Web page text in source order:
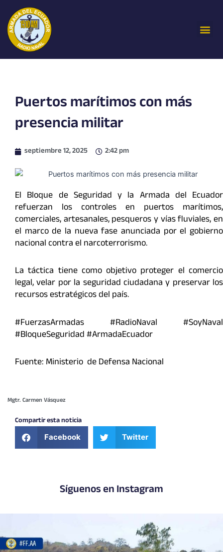
contenido
Puertos marítimos con más
presencia militar
septiembre 12, 2025 2:42 pm
El Bloque de Seguridad y la Armada del Ecuador
refuerzan los controles en puertos marítimos,
comerciales, artesanales, pesqueros y vías fluviales, en
el marco de la nueva fase anunciada por el gobierno
nacional contra el narcoterrorismo.
La táctica tiene como objetivo proteger el comercio
legal, velar por la seguridad ciudadana y preservar los
recursos estratégicos del país.
#FuerzasArmadas #RadioNaval #SoyNaval
#BloqueSeguridad #ArmadaEcuador
Fuente: Ministerio de Defensa Nacional
Mgtr. Carmen Vásquez
Compartir esta noticia
Facebook Twitter
Síguenos en Instagram